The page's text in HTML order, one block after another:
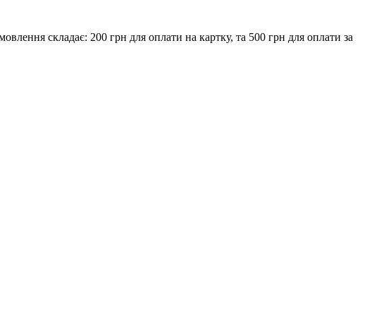
складає: 200 грн для оплати на картку, та 500 грн для оплати за